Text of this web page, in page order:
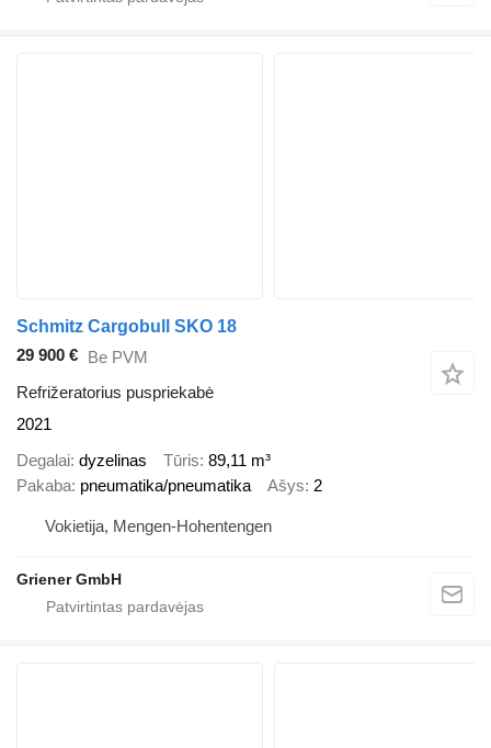
Schmitz Cargobull SKO 18
29 900 € Be PVM
Refrižeratorius puspriekabė
2021
Degalai dyzelinas Tūris 89,11 m³
Pakaba pneumatika/pneumatika Ašys 2
Vokietija, Mengen-Hohentengen
Griener GmbH